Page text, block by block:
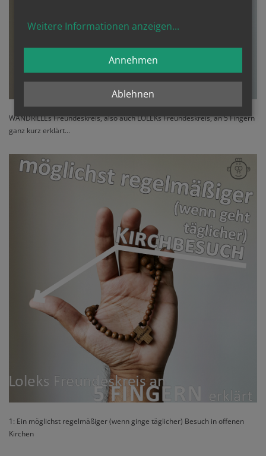
WANDRILLEs Freundeskreis, also auch LOLEKs Freundeskreis, an 5 Fingern
ganz kurz erklärt...
1: Ein möglichst regelmäßiger (wenn ginge täglicher) Besuch in offenen
Kirchen
Weitere Informationen anzeigen...
Ablehnen
Annehmen